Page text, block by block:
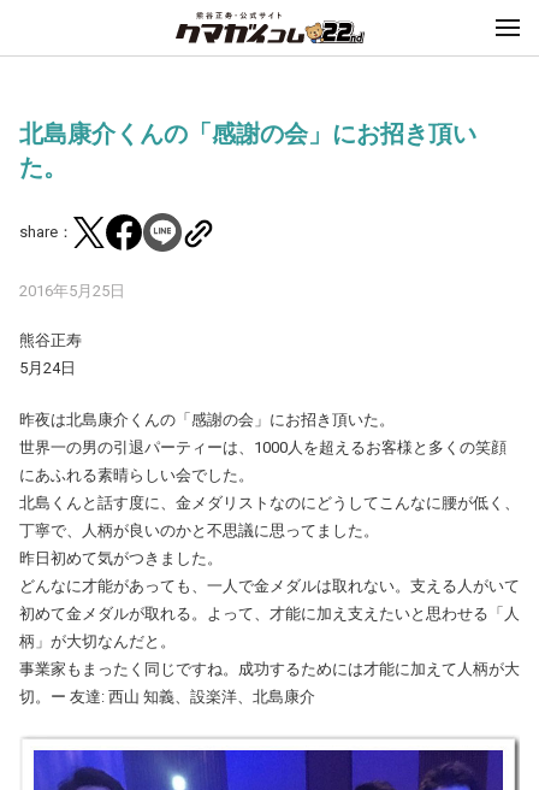
北島康介くんの「感謝の会」にお招き頂い
た。
share：
2016年5月25日
熊谷正寿
5月24日
昨夜は北島康介くんの「感謝の会」にお招き頂いた。
世界一の男の引退パーティーは、1000人を超えるお客様と多くの笑顔
にあふれる素晴らしい会でした。
北島くんと話す度に、金メダリストなのにどうしてこんなに腰が低く、
丁寧で、人柄が良いのかと不思議に思ってました。
昨日初めて気がつきました。
どんなに才能があっても、一人で金メダルは取れない。支える人がいて
初めて金メダルが取れる。よって、才能に加え支えたいと思わせる「人
柄」が大切なんだと。
事業家もまったく同じですね。成功するためには才能に加えて人柄が大
切。ー 友達: 西山 知義、設楽洋、北島康介